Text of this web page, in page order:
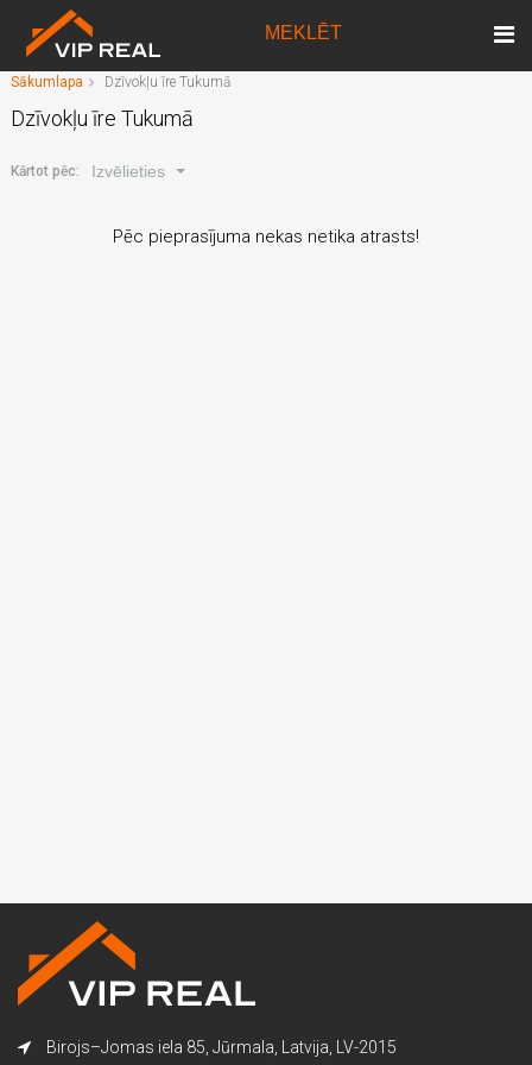
MEKLĒT
Sākumlapa Dzīvokļu īre Tukumā
Dzīvokļu īre Tukumā
Kārtot pēc: Izvēlieties
Pēc pieprasījuma nekas netika atrasts!
Birojs–Jomas iela 85, Jūrmala, Latvija, LV-2015